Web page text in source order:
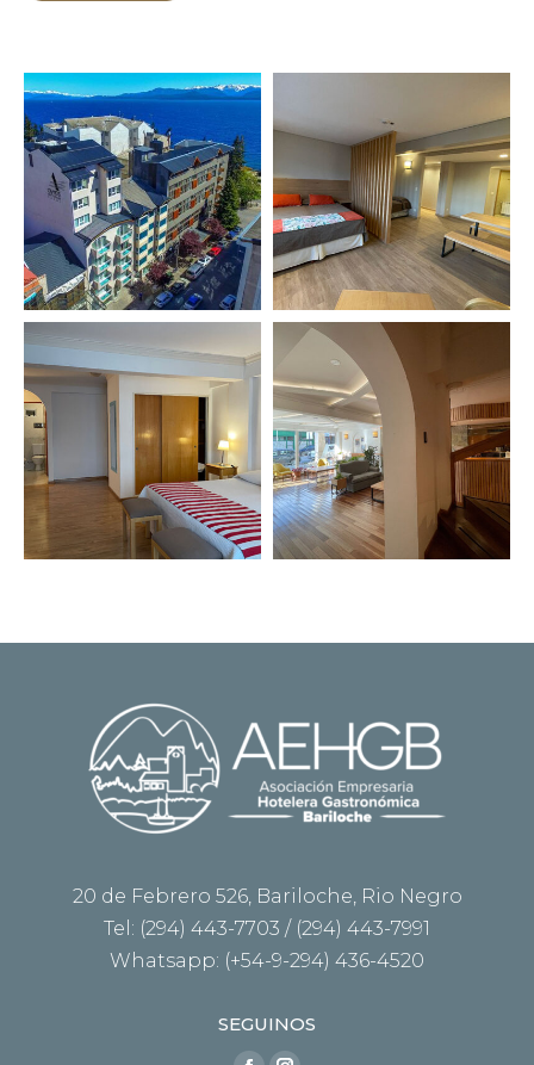
20 de Febrero 526, Bariloche, Rio Negro
Tel: (294) 443-7703 / (294) 443-7991
Whatsapp: (+54-9-294) 436-4520
SEGUINOS